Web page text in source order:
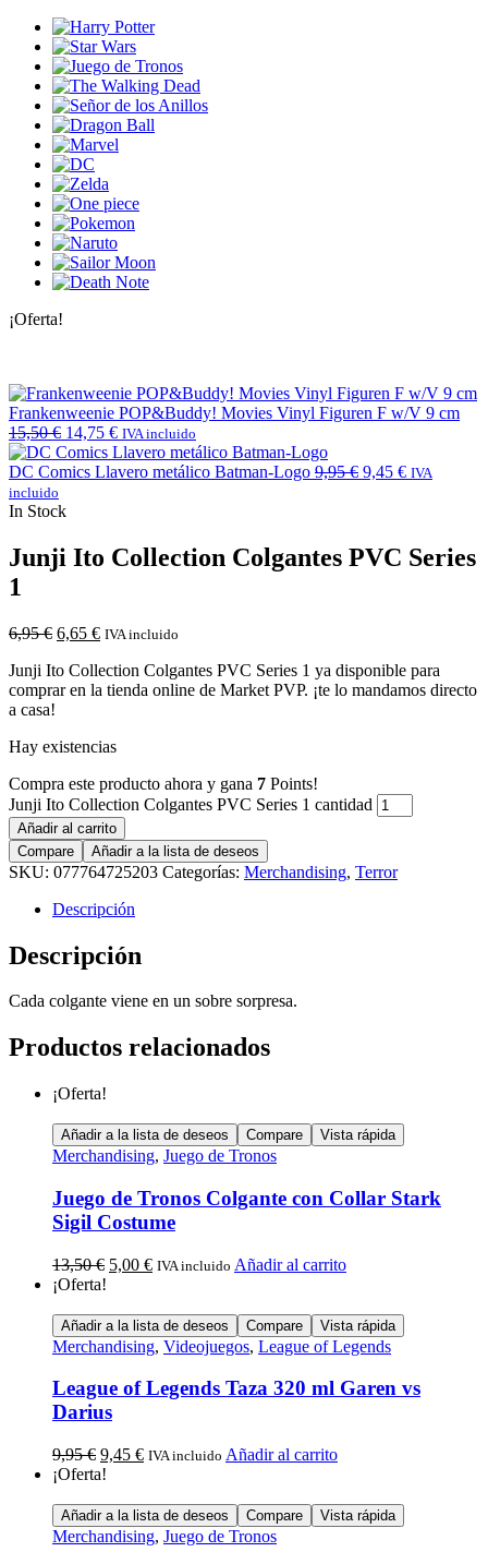
¡Oferta!
Frankenweenie POP&Buddy! Movies Vinyl Figuren F w/V 9 cm
15,50€ 14,75 € IVA incluido
DC Comics Llavero metálico Batman-Logo 9,95€ 9,45 € IVA
incluido
In Stock
Junji Ito Collection Colgantes PVC Series
1
6,95€ 6,65 € IVA incluido
Junji Ito Collection Colgantes PVC Series 1 ya disponible para
comprar en la tienda online de Market PVP. ¡te lo mandamos directo
a casa!
Hay existencias
Compra este producto ahora y gana 7 Points!
Junji Ito Collection Colgantes PVC Series 1 cantidad
Añadir al carrito
Compare
Añadir a la lista de deseos
SKU: 077764725203 Categorías: Merchandising, Terror
Descripción
Descripción
Cada colgante viene en un sobre sorpresa.
Productos relacionados
¡Oferta!
Añadir a la lista de deseos Compare Vista rápida
Merchandising, Juego de Tronos
Juego de Tronos Colgante con Collar Stark
Sigil Costume
13,50€ 5,00 € IVA incluido Añadir al carrito
¡Oferta!
Añadir a la lista de deseos Compare Vista rápida
Merchandising, Videojuegos, League of Legends
League of Legends Taza 320 ml Garen vs
Darius
9,95€ 9,45 € IVA incluido Añadir al carrito
¡Oferta!
Añadir a la lista de deseos Compare Vista rápida
Merchandising, Juego de Tronos